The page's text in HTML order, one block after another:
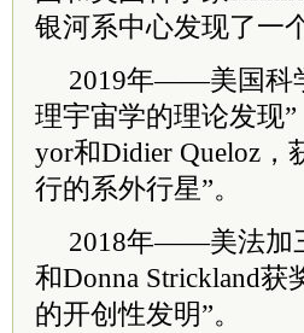
银河系中心发现了一
2019年——美国科
理宇宙学的理论发现
yor和Didier Queloz
行的系外行星”。
2018年——美法加
和Donna Strickland
的开创性发明”。